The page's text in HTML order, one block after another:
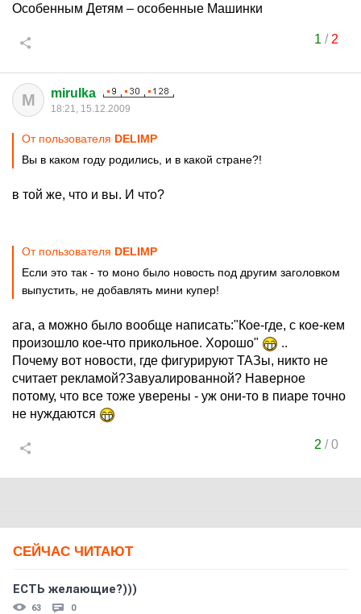
Особенным Детям – особенные Машинки
1 / 2
M mirulka
18:21, 15.12.2009
От пользователя DELIMP
Вы в каком году родились, и в какой стране?!
в той же, что и вы. И что?
От пользователя DELIMP
Если это так - то моно было новость под другим заголовком
выпустить, не добавлять мини купер!
ага, а можно было вообще написать:"Кое-где, с кое-кем
произошло кое-что прикольное. Хорошо"
..
Почему вот новости, где фигурируют ТАЗы, никто не
считает рекламой?Завуалированной? Наверное
потому, что все тоже уверены - уж они-то в пиаре точно
не нуждаются
2 /0
СЕЙЧАС ЧИТАЮТ
ЕСТЬ желающие?)))
63 0